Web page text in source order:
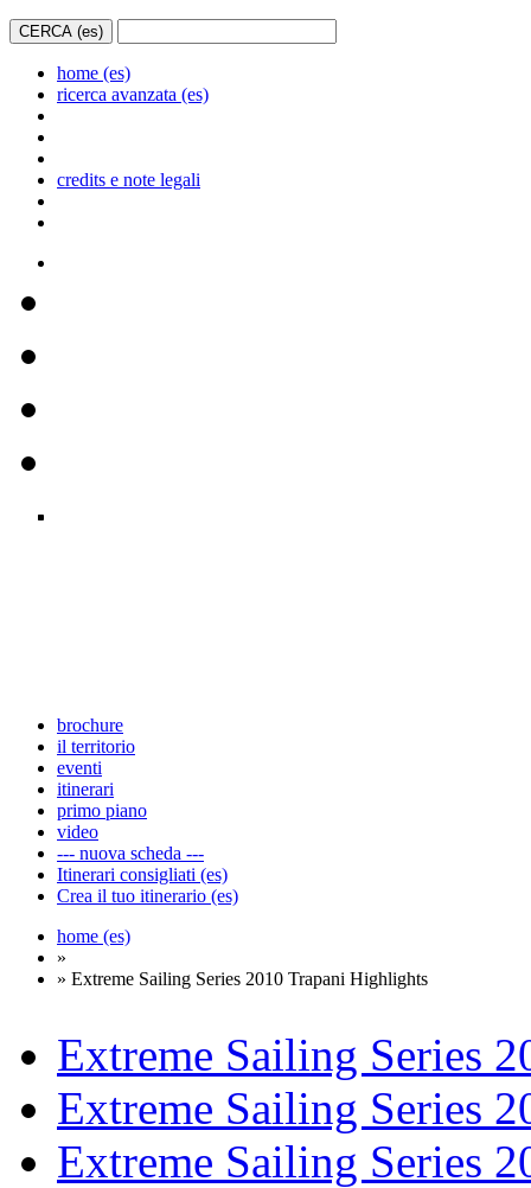
home (es)
ricerca avanzata (es)
credits e note legali
brochure
il territorio
eventi
itinerari
primo piano
video
--- nuova scheda ---
Itinerari consigliati (es)
Crea il tuo itinerario (es)
home (es)
»
» Extreme Sailing Series 2010 Trapani Highlights
Extreme Sailing Series
Extreme Sailing Series
Extreme Sailing Series